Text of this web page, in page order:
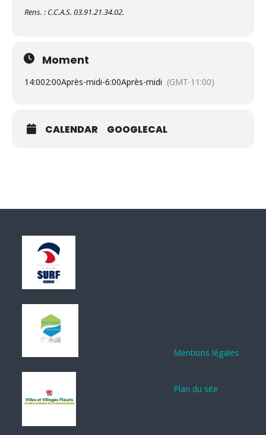
Rens. : C.C.A.S. 03.91.21.34.02.
Moment
14:002:00Après-midi-6:00Après-midi (GMT-11:00)
CALENDAR GOOGLECAL
Mentions légales
Plan du site